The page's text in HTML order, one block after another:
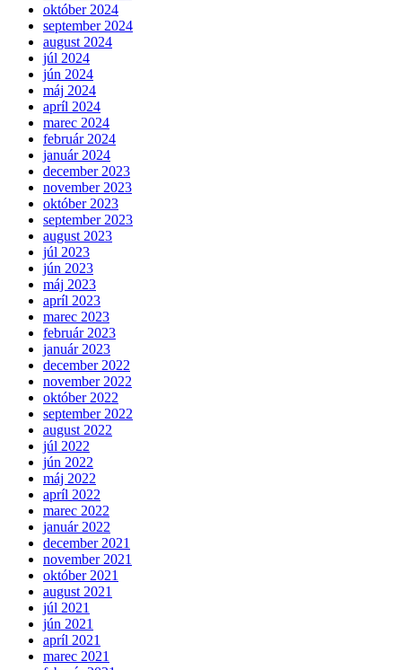
október 2024
september 2024
august 2024
júl 2024
jún 2024
máj 2024
apríl 2024
marec 2024
február 2024
január 2024
december 2023
november 2023
október 2023
september 2023
august 2023
júl 2023
jún 2023
máj 2023
apríl 2023
marec 2023
február 2023
január 2023
december 2022
november 2022
október 2022
september 2022
august 2022
júl 2022
jún 2022
máj 2022
apríl 2022
marec 2022
január 2022
december 2021
november 2021
október 2021
august 2021
júl 2021
jún 2021
apríl 2021
marec 2021